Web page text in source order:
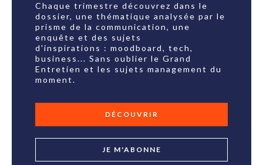
Chaque trimestre découvrez dans le
dossier, une thématique analysée par le
prisme de la communication, une
enquête et des sujets
d'inspirations : moodboard, tech,
business... Sans oublier le Grand
Entretien et les sujets management du
moment.
DÉCOUVRIR
JE M'ABONNE